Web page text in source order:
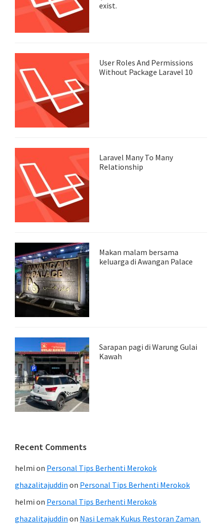
exist.
User Roles And Permissions
Without Package Laravel 10
Laravel Many To Many
Relationship
Makan malam bersama
keluarga di Awangan Palace
Sarapan pagi di Warung Gulai
Kawah
Recent Comments
helmi on Personal Tips Berhenti Merokok
ghazalitajuddin on Personal Tips Berhenti Merokok
helmi on Personal Tips Berhenti Merokok
ghazalitajuddin on Nasi Lemak Kukus Restoran Zaman.